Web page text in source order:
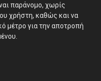
παράνομο, χωρίς
χρήστη, καθώς και να
μέτρο για την αποτροπή